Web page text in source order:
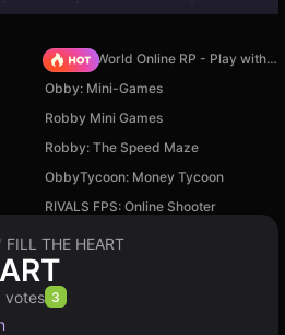
Sprunki World Online RP - Play with Friends!
Obby: Mini-Games
Robby Mini Games
Robby: The Speed Maze
ObbyTycoon: Money Tycoon
RIVALS FPS: Online Shooter
FILL THE HEART
votes 3